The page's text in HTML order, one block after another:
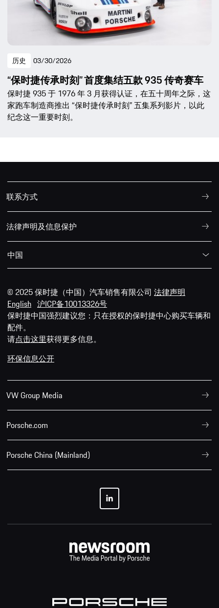
历史 03/30/2026
“保时捷传承时刻” 首度集结五款 935 传奇赛车
保时捷 935 于 1976 年 3 月获得认证，在五十周年之际，这
家跑车制造商推出 “保时捷传承时刻” 五集系列影片，以此
纪念这一重要时刻。
联系方式
法律声明及信息保护
中国
© 2025 保时捷（中国）汽车销售有限公司 法律声明
English 沪ICP备10013326号
保时捷中国强烈建议您：只在授权的保时捷中心购买车辆和
配件。
请点击这里获得更多信息。
环保信息公开
VW Group Media
Porsche.com
Porsche China (Mainland)